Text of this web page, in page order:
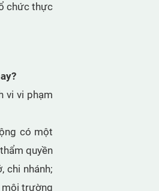
chức thực
vi vi phạm
có một
quyền
chi nhánh;
môi trường